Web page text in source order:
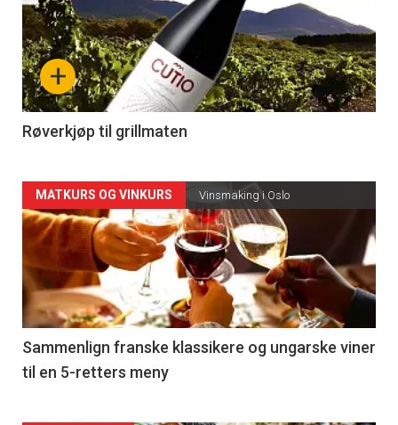
akkurat
nå
-
4
+
Røverkjøp til grillmaten
Forsiden
akkurat
nå
-
5
MATKURS OG VINKURS Vinsmaking i Oslo
Sammenlign franske klassikere og ungarske viner
til en 5-retters meny